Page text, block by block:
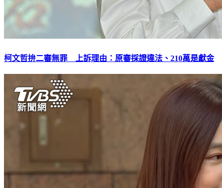
柯文哲拚二審無罪 上訴理由：原審採證違法、210萬是獻金